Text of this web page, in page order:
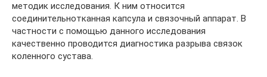
методик исследования. К ним относится
соединительнотканная капсула и связочный аппарат. В
частности с помощью данного исследования
качественно проводится диагностика разрыва связок
коленного сустава.